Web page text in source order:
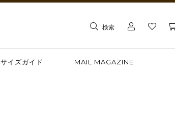
検索
サイズガイド MAIL MAGAZINE